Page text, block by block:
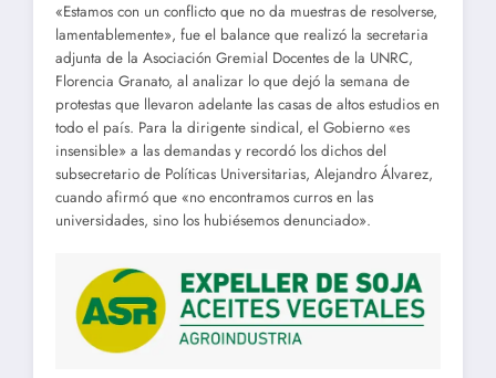
«Estamos con un conflicto que no da muestras de resolverse,
lamentablemente», fue el balance que realizó la secretaria
adjunta de la Asociación Gremial Docentes de la UNRC,
Florencia Granato, al analizar lo que dejó la semana de
protestas que llevaron adelante las casas de altos estudios en
todo el país. Para la dirigente sindical, el Gobierno «es
insensible» a las demandas y recordó los dichos del
subsecretario de Políticas Universitarias, Alejandro Álvarez,
cuando afirmó que «no encontramos curros en las
universidades, sino los hubiésemos denunciado».